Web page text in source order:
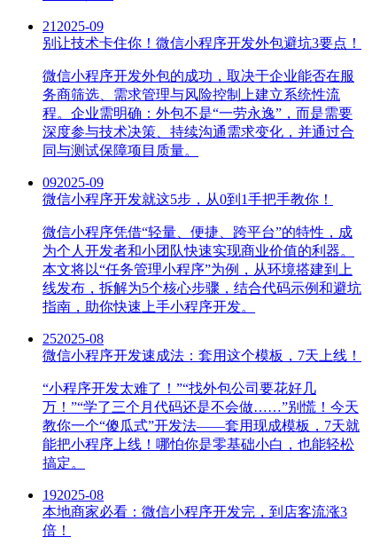
21 2025-09
别让技术卡住你！微信小程序开发外包避坑3要点！
微信小程序开发外包的成功，取决于企业能否在服
务商筛选、需求管理与风险控制上建立系统性流
程。企业需明确：外包不是“一劳永逸”，而是需要
深度参与技术决策、持续沟通需求变化，并通过合
同与测试保障项目质量。
092025-09
微信小程序开发就这5步，从0到1手把手教你！
微信小程序凭借“轻量、便捷、跨平台”的特性，成
为个人开发者和小团队快速实现商业价值的利器。
本文将以“任务管理小程序”为例，从环境搭建到上
线发布，拆解为5个核心步骤，结合代码示例和避坑
指南，助你快速上手小程序开发。
252025-08
微信小程序开发速成法：套用这个模板，7天上线！
“小程序开发太难了！”“找外包公司要花好几
万！”“学了三个月代码还是不会做……”别慌！今天
教你一个“傻瓜式”开发法——套用现成模板，7天就
能把小程序上线！哪怕你是零基础小白，也能轻松
搞定。
192025-08
本地商家必看：微信小程序开发完，到店客流涨3
倍！